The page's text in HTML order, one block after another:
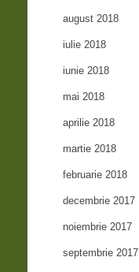
august 2018
iulie 2018
iunie 2018
mai 2018
aprilie 2018
martie 2018
februarie 2018
decembrie 2017
noiembrie 2017
septembrie 2017